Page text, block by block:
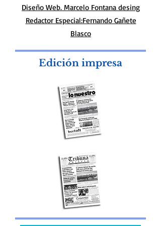
Monteverde 3297 - Olivos |15 6752 3949
diariolonuestro@gmail.com
Diseño Web. Marcelo Fontana desing
Blasco
Edición impresa